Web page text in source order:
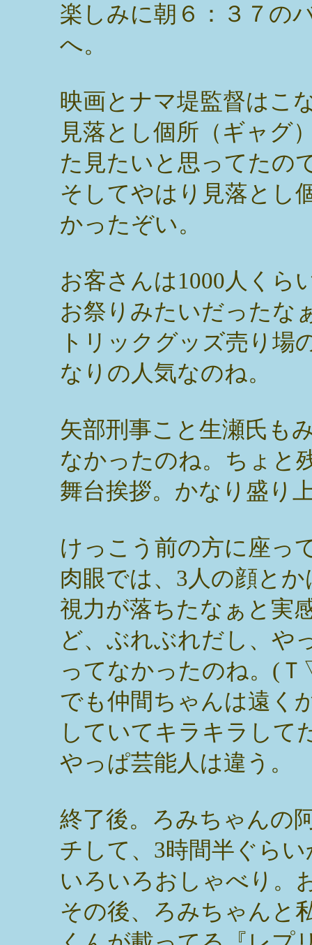
楽しみに朝６：３７の
へ。
映画とナマ堤監督はこ
見落とし個所（ギャグ
た見たいと思ってたの
そしてやはり見落とし
かったぞい。
お客さんは1000人くら
お祭りみたいだったな
トリックグッズ売り場
なりの人気なのね。
矢部刑事こと生瀬氏も
なかったのね。ちょと
舞台挨拶。かなり盛り
けっこう前の方に座っ
肉眼では、3人の顔と
視力が落ちたなぁと実
ど、ぶれぶれだし、や
ってなかったのね。(
でも仲間ちゃんは遠く
していてキラキラして
やっぱ芸能人は違う。
終了後。ろみちゃんの
チして、3時間半ぐらい
いろいろおしゃべり。
その後、ろみちゃんと